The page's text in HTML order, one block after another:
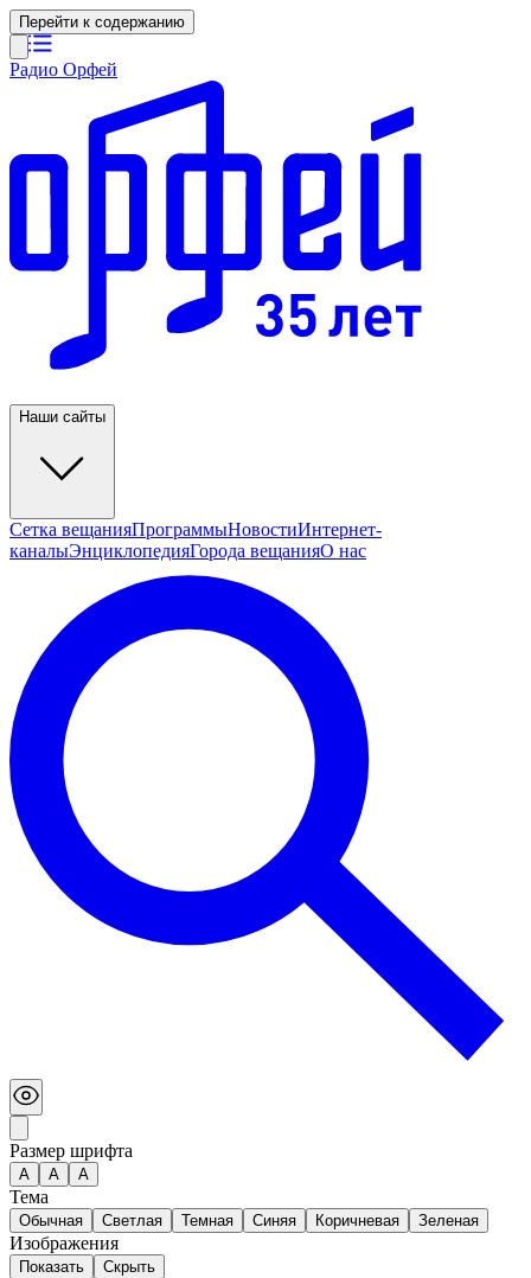
Перейти к содержанию
Радио Орфей
Наши сайты
Сетка вещанияПрограммыНовостиИнтернет-
каналыЭнциклопедияГорода вещанияО нас
Размер шрифта
А A A
Тема
Обычная Светлая Темная Синяя Коричневая Зеленая
Изображения
Показать Скрыть